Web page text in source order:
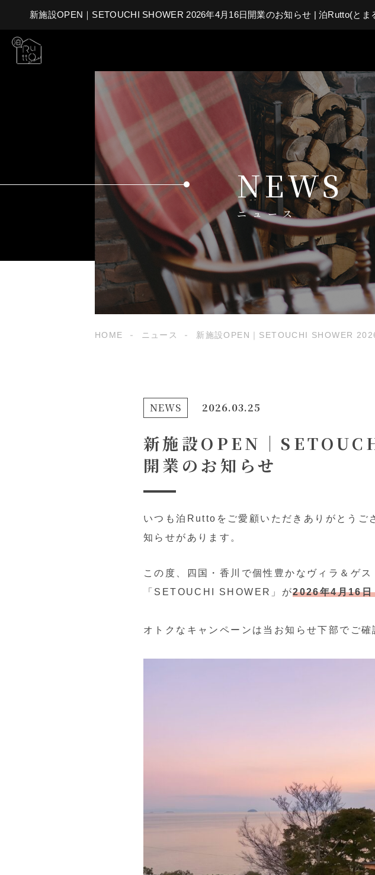
新施設OPEN｜SETOUCHI SHOWER 2026年4月16日開業のお知らせ | 泊Rutto(とま
NEWS
ニュース
HOME ニュース 新施設OPEN｜SETOUCHI SHOWER
NEWS 2026.03.25
新施設OPEN｜
開業のお知らせ
いつも泊Ruttoをご愛顧いただきありがとうご
知らせがあります。
この度、四国・香川で個性豊かなヴィラ＆ゲ
「SETOUCHI SHOWER」が2026年4月16日
オトクなキャンペーンは当お知らせ下部でご確